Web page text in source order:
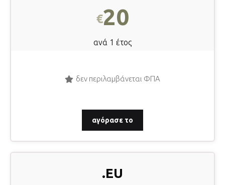
€20
ανά 1 έτος
δεν περιλαμβάνεται ΦΠΑ
αγόρασε το
.EU